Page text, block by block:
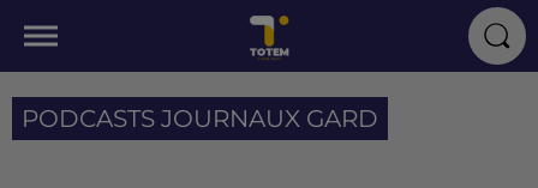
PODCASTS JOURNAUX GARD